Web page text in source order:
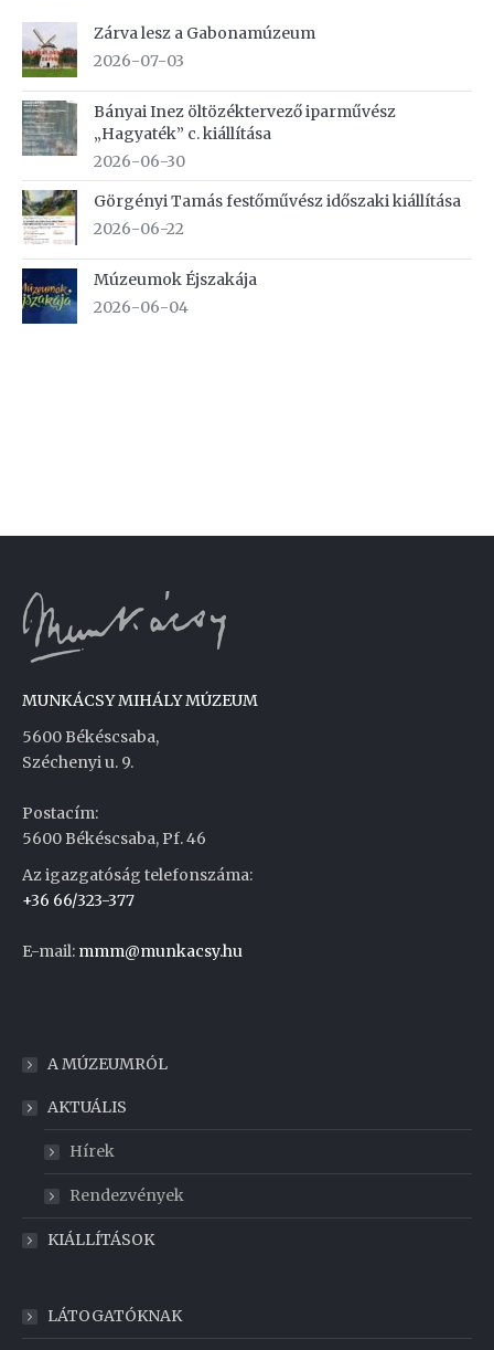
Zárva lesz a Gabonamúzeum
2026-07-03
Bányai Inez öltözéktervező iparművész
„Hagyaték” c. kiállítása
2026-06-30
Görgényi Tamás festőművész időszaki kiállítása
2026-06-22
Múzeumok Éjszakája
2026-06-04
MUNKÁCSY MIHÁLY MÚZEUM
5600 Békéscsaba,
Széchenyi u. 9.
Postacím:
5600 Békéscsaba, Pf. 46
Az igazgatóság telefonszáma:
+36 66/323-377
E-mail: mmm@munkacsy.hu
A MÚZEUMRÓL
AKTUÁLIS
Hírek
Rendezvények
KIÁLLÍTÁSOK
LÁTOGATÓKNAK